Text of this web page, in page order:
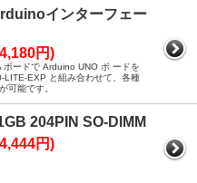
インターフェー
円)
ボードで Arduino UNO ボ ードを
LITE-EXP と組み合わせて、各種
可能です。
204PIN SO-DIMM
円)